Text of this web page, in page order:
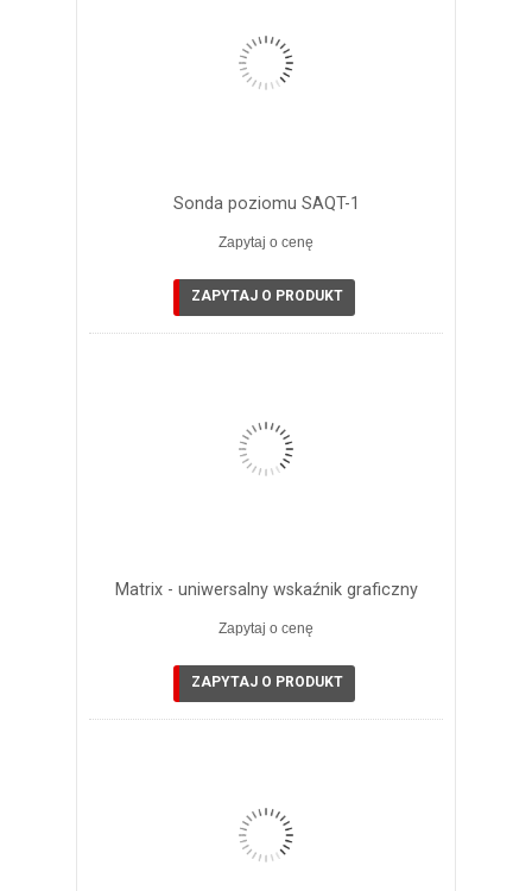
Sonda poziomu SAQT-1
Zapytaj o cenę
ZAPYTAJ O PRODUKT
Matrix - uniwersalny wskaźnik graficzny
Zapytaj o cenę
ZAPYTAJ O PRODUKT